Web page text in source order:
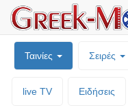
Ταινίες Σειρές
live TV Ειδήσεις